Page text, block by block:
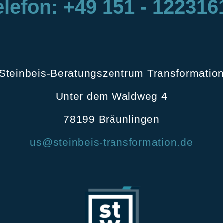
+49 151 -
Beratungszentrum
Unter dem Waldweg 4
78199 Bräunlingen
us@steinbeis-transformation.de